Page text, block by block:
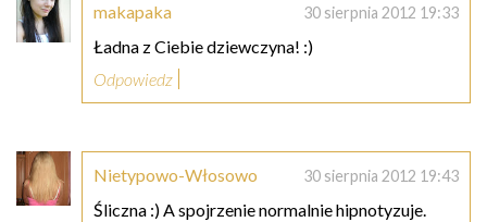
makapaka 30 sierpnia 2012 19:33
Ładna z Ciebie dziewczyna! :)
Odpowiedz
Nietypowo-Włosowo 30 sierpnia 2012 19:43
Śliczna :) A spojrzenie normalnie hipnotyzuje.